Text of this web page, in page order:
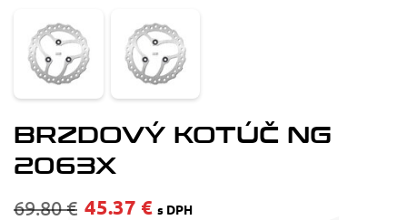
BRZDOVÝ KOTÚČ NG
2063X
69.80 € 45.37 € s DPH